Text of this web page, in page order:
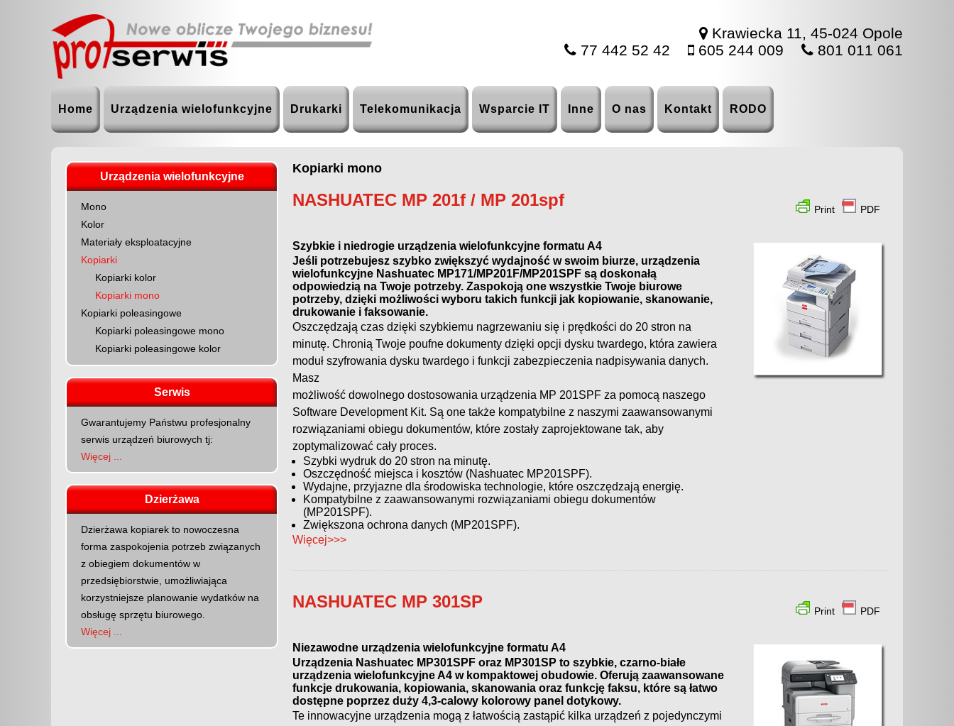
Krawiecka 11, 45-024 Opole
77 442 52 42
605 244 009 801 011 061
Home Urządzenia wielofunkcyjne Drukarki Telekomunikacja Wsparcie IT Inne O nas Kontakt RODO
Urządzenia wielofunkcyjne
Mono
Kolor
Materiały eksploatacyjne
Kopiarki
Kopiarki kolor
Kopiarki mono
Kopiarki poleasingowe
Kopiarki poleasingowe mono
Kopiarki poleasingowe kolor
Serwis
Gwarantujemy Państwu profesjonalny
serwis urządzeń biurowych tj:
Więcej ...
Dzierżawa
Dzierżawa kopiarek to nowoczesna
forma zaspokojenia potrzeb związanych
z obiegiem dokumentów w
przedsiębiorstwie, umożliwiająca
korzystniejsze planowanie wydatków na
obsługę sprzętu biurowego.
Więcej ...
Kopiarki mono
NASHUATEC MP 201f / MP 201spf Print PDF
Szybkie i niedrogie urządzenia wielofunkcyjne formatu A4
Jeśli potrzebujesz szybko zwiększyć wydajność w swoim biurze, urządzenia
wielofunkcyjne Nashuatec MP171/MP201F/MP201SPF są doskonałą
odpowiedzią na Twoje potrzeby. Zaspokoją one wszystkie Twoje biurowe
potrzeby, dzięki możliwości wyboru takich funkcji jak kopiowanie, skanowanie,
drukowanie i faksowanie.
Oszczędzają czas dzięki szybkiemu nagrzewaniu się i prędkości do 20 stron na
minutę. Chronią Twoje poufne dokumenty dzięki opcji dysku twardego, która zawiera
moduł szyfrowania dysku twardego i funkcji zabezpieczenia nadpisywania danych.
Masz
możliwość dowolnego dostosowania urządzenia MP 201SPF za pomocą naszego
Software Development Kit. Są one także kompatybilne z naszymi zaawansowanymi
rozwiązaniami obiegu dokumentów, które zostały zaprojektowane tak, aby
zoptymalizować cały proces.
Szybki wydruk do 20 stron na minutę.
Oszczędność miejsca i kosztów (Nashuatec MP201SPF).
Wydajne, przyjazne dla środowiska technologie, które oszczędzają energię.
Kompatybilne z zaawansowanymi rozwiązaniami obiegu dokumentów
(MP201SPF).
Zwiększona ochrona danych (MP201SPF).
Więcej>>>
NASHUATEC MP 301SP Print PDF
Niezawodne urządzenia wielofunkcyjne formatu A4
Urządzenia Nashuatec MP301SPF oraz MP301SP to szybkie, czarno-białe
urządzenia wielofunkcyjne A4 w kompaktowej obudowie. Oferują zaawansowane
funkcje drukowania, kopiowania, skanowania oraz funkcję faksu, które są łatwo
dostępne poprzez duży 4,3-calowy kolorowy panel dotykowy.
Te innowacyjne urządzenia mogą z łatwością zastąpić kilka urządzeń z pojedynczymi